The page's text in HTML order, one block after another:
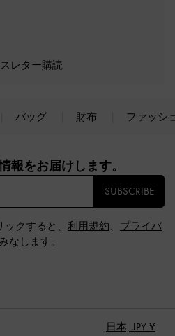
レター購読
バッグ 財布 ファッシ
報をお届けします。​
SUBSCRIBE
クすると、 利用規約、 プライバ
なします。
日本, JPY ¥